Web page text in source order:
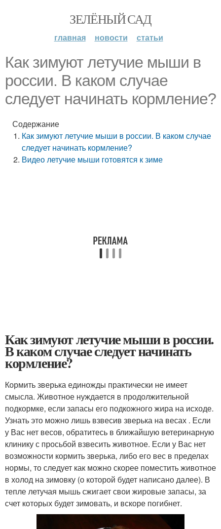
ЗЕЛЁНЫЙ САД
главная новости статьи
Как зимуют летучие мыши в
россии. В каком случае
следует начинать кормление?
Содержание
Как зимуют летучие мыши в россии. В каком случае
следует начинать кормление?
Видео летучие мыши готовятся к зиме
Как зимуют летучие мыши в россии.
В каком случае следует начинать
кормление?
Кормить зверька единожды практически не имеет
смысла. Животное нуждается в продолжительной
подкормке, если запасы его подкожного жира на исходе.
Узнать это можно лишь взвесив зверька на весах . Если
у Вас нет весов, обратитесь в ближайшую ветеринарную
клинику с просьбой взвесить животное. Если у Вас нет
возможности кормить зверька, либо его вес в пределах
нормы, то следует как можно скорее поместить животное
в холод на зимовку (о которой будет написано далее). В
тепле летучая мышь сжигает свои жировые запасы, за
счет которых будет зимовать, и вскоре погибнет.